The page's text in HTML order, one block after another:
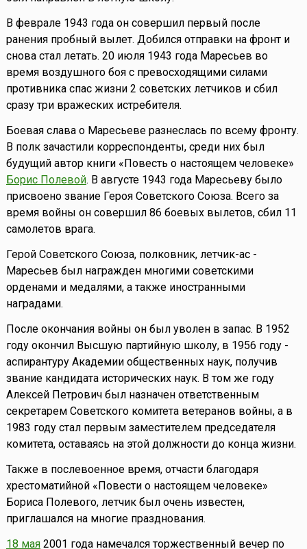
В феврале 1943 года он совершил первый после
ранения пробный вылет. Добился отправки на фронт и
снова стал летать. 20 июля 1943 года Маресьев во
время воздушного боя с превосходящими силами
противника спас жизни 2 советских летчиков и сбил
сразу три вражеских истребителя.
Боевая слава о Маресьеве разнеслась по всему фронту.
В полк зачастили корреспонденты, среди них был
будущий автор книги «Повесть о настоящем человеке»
Борис Полевой. В августе 1943 года Маресьеву было
присвоено звание Героя Советского Союза. Всего за
время войны он совершил 86 боевых вылетов, сбил 11
самолетов врага.
Герой Советского Союза, полковник, летчик-ас -
Маресьев был награжден многими советскими
орденами и медалями, а также иностранными
наградами.
После окончания войны он был уволен в запас. В 1952
году окончил Высшую партийную школу, в 1956 году -
аспирантуру Академии общественных наук, получив
звание кандидата исторических наук. В том же году
Алексей Петрович был назначен ответственным
секретарем Советского комитета ветеранов войны, а в
1983 году стал первым заместителем председателя
комитета, оставаясь на этой должности до конца жизни.
Также в послевоенное время, отчасти благодаря
хрестоматийной «Повести о настоящем человеке»
Бориса Полевого, летчик был очень известен,
приглашался на многие празднования.
18 мая2001 года намечался торжественный вечер по